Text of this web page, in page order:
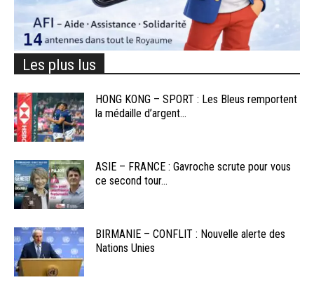
Les plus lus
HONG KONG – SPORT : Les Bleus remportent
la médaille d’argent...
ASIE – FRANCE : Gavroche scrute pour vous
ce second tour...
BIRMANIE – CONFLIT : Nouvelle alerte des
Nations Unies